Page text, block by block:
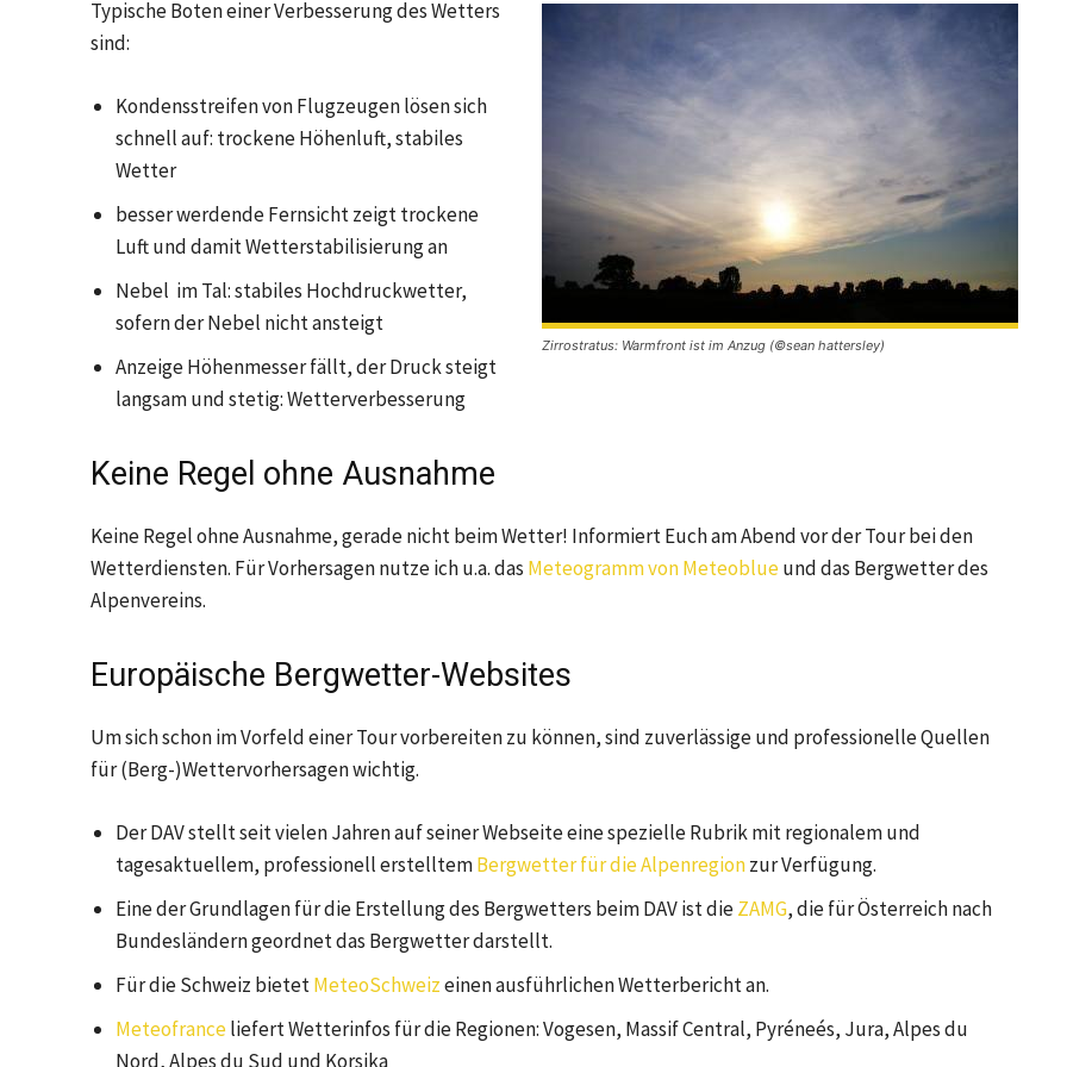
Zirrostratus: Warmfront ist im Anzug (©sean hattersley)
Typische Boten einer Verbesserung des Wetters
sind:
Kondensstreifen von Flugzeugen lösen sich
schnell auf: trockene Höhenluft, stabiles
Wetter
besser werdende Fernsicht zeigt trockene
Luft und damit Wetterstabilisierung an
Nebel im Tal: stabiles Hochdruckwetter,
sofern der Nebel nicht ansteigt
Anzeige Höhenmesser fällt, der Druck steigt
langsam und stetig: Wetterverbesserung
Keine Regel ohne Ausnahme
Keine Regel ohne Ausnahme, gerade nicht beim Wetter! Informiert Euch am Abend vor der Tour bei den
Wetterdiensten. Für Vorhersagen nutze ich u.a. das Meteogramm von Meteoblueund das Bergwetter des
Alpenvereins.
Europäische Bergwetter-Websites
Um sich schon im Vorfeld einer Tour vorbereiten zu können, sind zuverlässige und professionelle Quellen
für (Berg-)Wettervorhersagen wichtig.
Der DAV stellt seit vielen Jahren auf seiner Webseite eine spezielle Rubrik mit regionalem und
tagesaktuellem, professionell erstelltemBergwetter für die Alpenregionzur Verfügung.
Eine der Grundlagen für die Erstellung des Bergwetters beim DAV ist dieZAMG, die für Österreich nach
Bundesländern geordnet das Bergwetter darstellt.
Für die Schweiz bietetMeteoSchweizeinen ausführlichen Wetterbericht an.
Meteofranceliefert Wetterinfos für die Regionen: Vogesen, Massif Central, Pyréneés, Jura, Alpes du
Nord, Alpes du Sud und Korsika